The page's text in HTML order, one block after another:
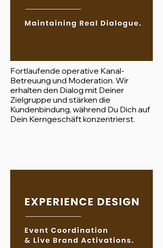
Fortlaufende operative Kanal-
Betreuung und Moderation. Wir
erhalten den Dialog mit Deiner
Zielgruppe und stärken die
Kundenbindung, während Du Dich auf
Dein Kerngeschäft konzentrierst.